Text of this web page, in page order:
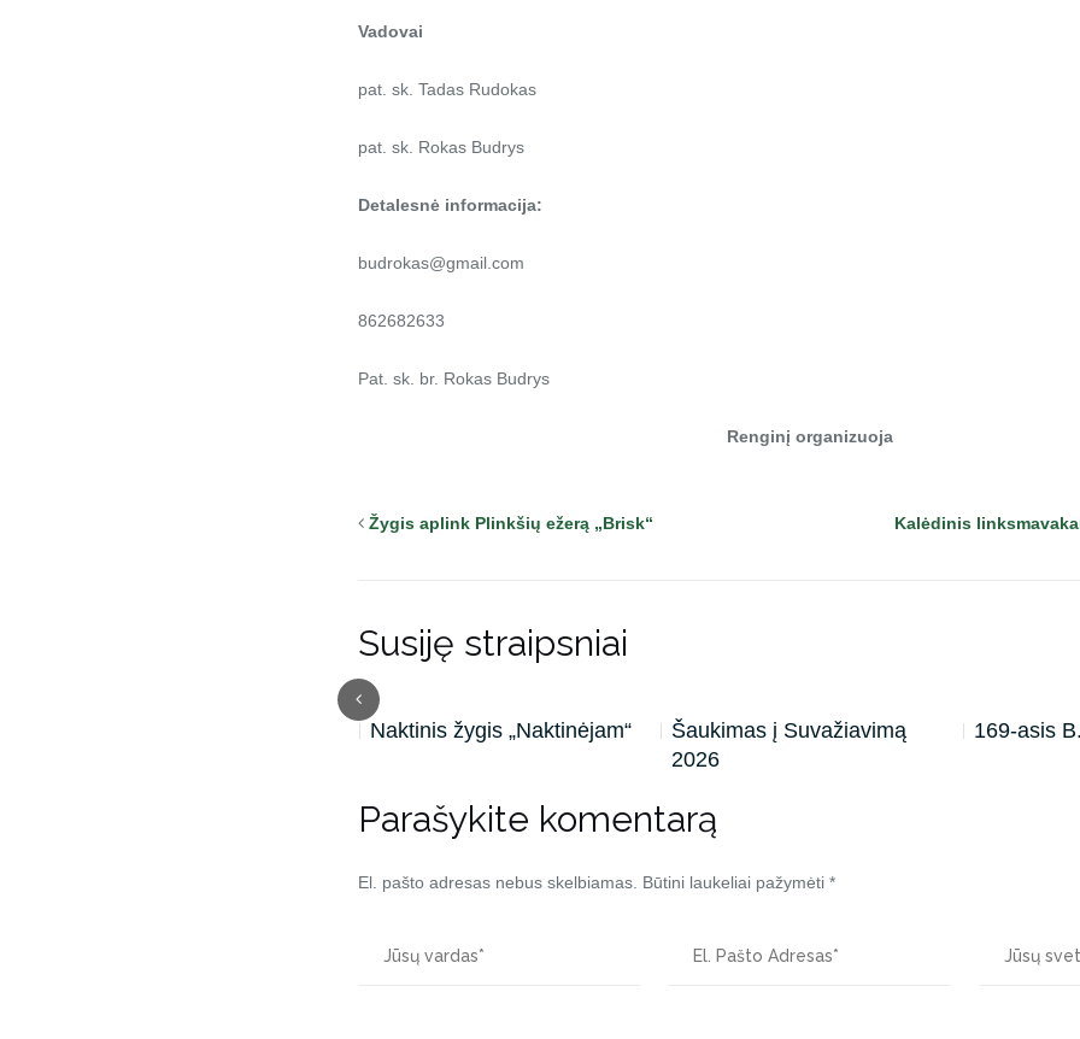
Vadovai
pat. sk. Tadas Rudokas
pat. sk. Rokas Budrys
Detalesnė informacija:
budrokas@gmail.com
862682633
Pat. sk. br. Rokas Budrys
Renginį organizuoja
Žygis aplink Plinkšių ežerą „Brisk“ Kalėdinis
Susiję straipsniai
Naktinis žygis „Naktinėjam“
Šaukimas į Suvažiavimą
2026
169-asis
Parašykite komentarą
El. pašto adresas nebus skelbiamas. Būtini laukeliai pažymėti *